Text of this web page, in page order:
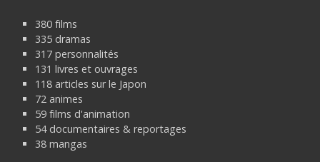
380 films
335 dramas
317 personnalités
131 livres et ouvrages
118 articles sur le Japon
72 animes
59 films d'animation
54 documentaires & reportages
38 mangas